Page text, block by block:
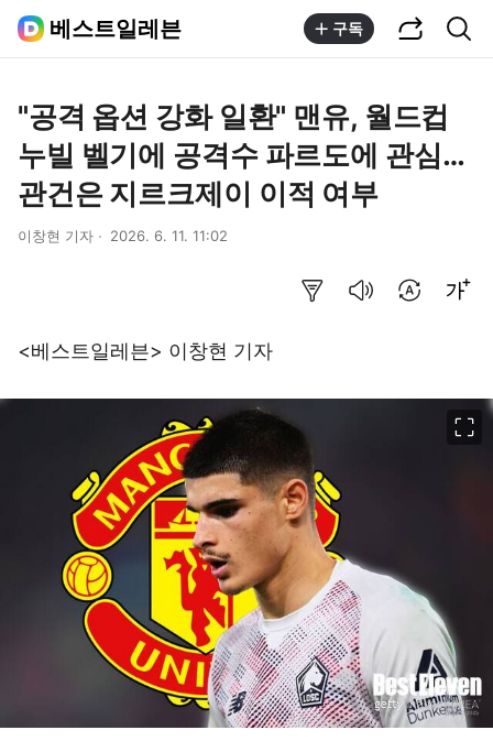
베스트일레븐 구독
"공격 옵션 강화 일환" 맨유, 월드컵
누빌 벨기에 공격수 파르도에 관심…
관건은 지르크제이 이적 여부
이창현 기자 2026. 6. 11. 11:02
<베스트일레븐> 이창현 기자